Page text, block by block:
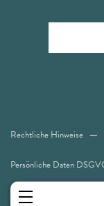
Rechtliche Hinweise
Persönliche Daten
Sitemap